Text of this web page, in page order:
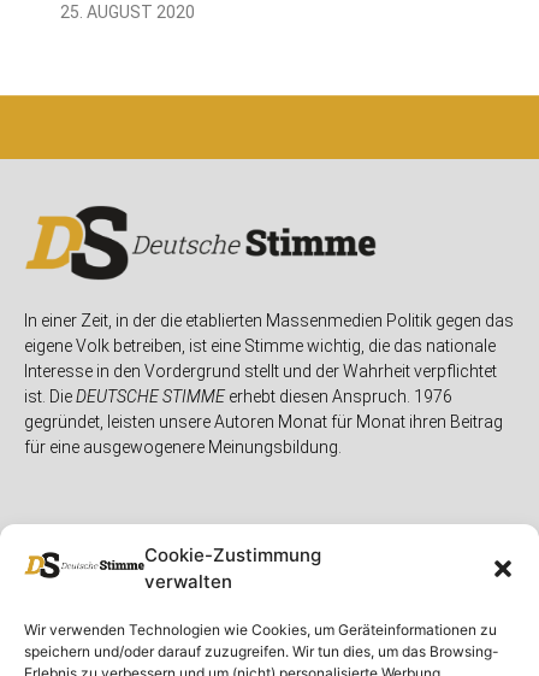
Cookie-Zustimmung
verwalten
Wir verwenden Technologien wie Cookies, um Geräteinformationen zu
speichern und/oder darauf zuzugreifen. Wir tun dies, um das Browsing-
25. AUGUST 2020
In einer Zeit, in der die etablierten Massenmedien Politik gegen das
eigene Volk betreiben, ist eine Stimme wichtig, die das nationale
Interesse in den Vordergrund stellt und der Wahrheit verpflichtet
ist. DieDEUTSCHE STIMMEerhebt diesen Anspruch. 1976
gegründet, leisten unsere Autoren Monat für Monat ihren Beitrag
für eine ausgewogenere Meinungsbildung.
Unser Magazin
Spenden
Rubriken
Deutschland
Rechtliches
Rechtliche Hinweise